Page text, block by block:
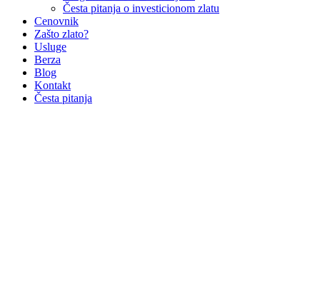
Česta pitanja o investicionom zlatu
Cenovnik
Zašto zlato?
Usluge
Berza
Blog
Kontakt
Česta pitanja